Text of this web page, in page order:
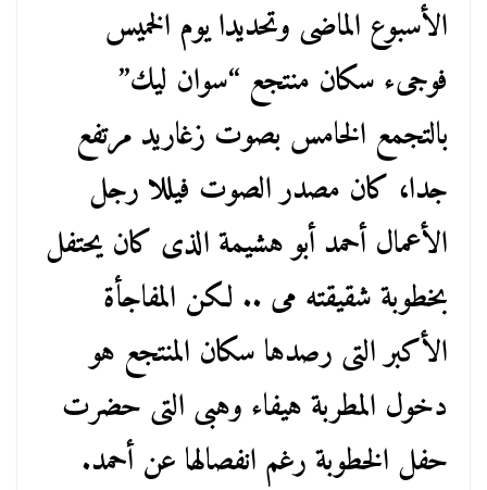
الأسبوع الماضى وتحديدا يوم الخميس
فوجىء سكان منتجع “سوان ليك”
بالتجمع الخامس بصوت زغاريد مرتفع
جدا، كان مصدر الصوت فيللا رجل
الأعمال أحمد أبو هشيمة الذى كان يحتفل
بخطوبة شقيقته مى .. لكن المفاجأة
الأكبر التى رصدها سكان المنتجع هو
دخول المطربة هيفاء وهبى التى حضرت
حفل الخطوبة رغم انفصالها عن أحمد.